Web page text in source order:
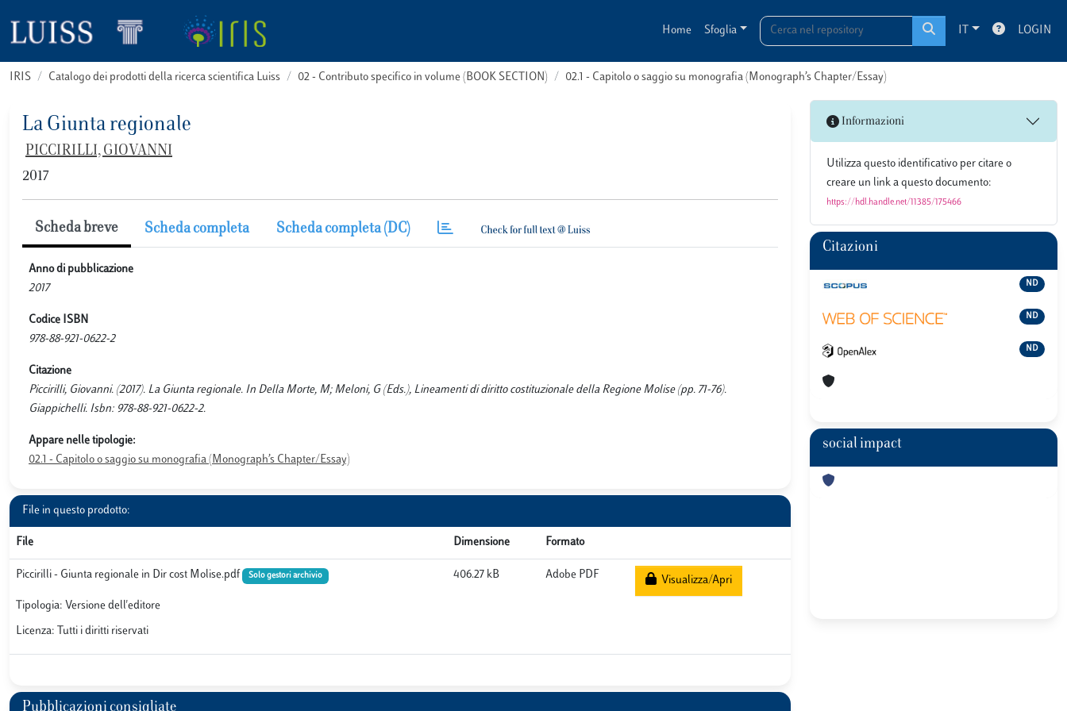
Home Sfoglia IT LOGIN
IRIS Catalogo dei prodotti della ricerca scientifica Luiss 02 - Contributo specifico in volume (BOOK SECTION) 02.1 - Capitolo o saggio su monografia (Monograph’s Chapter/Essay)
La Giunta regionale
PICCIRILLI, GIOVANNI
2017
Scheda breve Scheda completa Scheda completa (DC)
Anno di pubblicazione
2017
Codice ISBN
978-88-921-0622-2
Citazione
Piccirilli, Giovanni. (2017). La Giunta regionale. In Della Morte, M; Meloni, G (Eds.), Lineamenti di diritto costituzionale della Regione Molise (pp. 71-76).
Giappichelli. Isbn: 978-88-921-0622-2.
Appare nelle tipologie:
02.1 - Capitolo o saggio su monografia (Monograph’s Chapter/Essay)
File in questo prodotto:
File Dimensione Formato
Piccirilli - Giunta regionale in Dir cost Molise.pdf Solo gestori archivio
Tipologia: Versione dell'editore
Licenza: Tutti i diritti riservati
406.27 kB Adobe PDF Visualizza/Apri
Pubblicazioni consigliate
Informazioni
Utilizza questo identificativo per citare o
creare un link a questo documento:
https://hdl.handle.net/11385/175466
Citazioni
ND
ND
ND
social impact